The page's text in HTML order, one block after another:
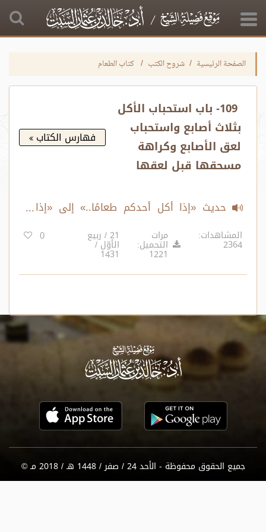
الصفحة الرئيسية شروح الكتب كتاب الطعام
109- باب استحباب الأكل
بثلاث أصابع واستحباب
لعق الأصابع وكراهة
مسحقها قبل لعقها
فهارس الكتاب
حديث «إذا أكل أحدكم طعامًا..» إلى «إذا
وقعت لقمة أحدكم..»
المشاهدات:
2364
مرات
التحميل:
1221
21 / ربيع
الأوّل /
1431
0
جميع الحقوق محفوظة - الأحد 24 / صفر / 1448 هـ / 2018 مـ ©